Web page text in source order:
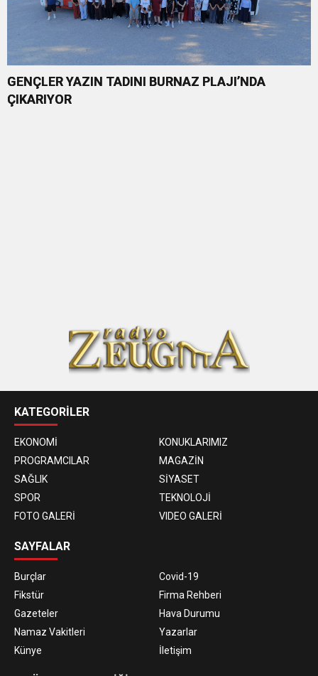
GENÇLER YAZIN TADINI BURNAZ PLAJI’NDA
ÇIKARIYOR
KATEGORİLER
EKONOMİ
KONUKLARIMIZ
PROGRAMCILAR
MAGAZİN
SAĞLIK
SİYASET
SPOR
TEKNOLOJİ
FOTO GALERİ
VIDEO GALERİ
SAYFALAR
Burçlar
Covid-19
Fikstür
Firma Rehberi
Gazeteler
Hava Durumu
Namaz Vakitleri
Yazarlar
Künye
İletişim